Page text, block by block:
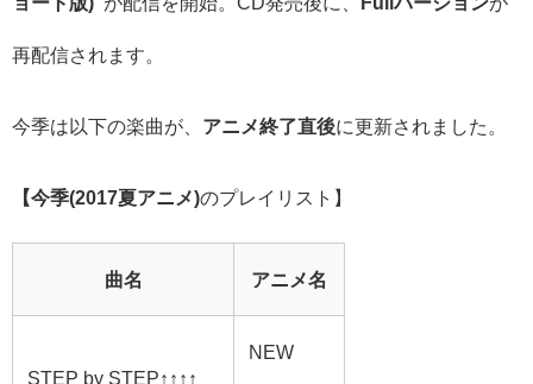
再配信されます。
今季は以下の楽曲が、 アニメ終了直後に更新されました。
【今季(2017夏アニメ)のプレイリスト】
曲名 アニメ名
STEP by STEP↑↑↑↑
NEW